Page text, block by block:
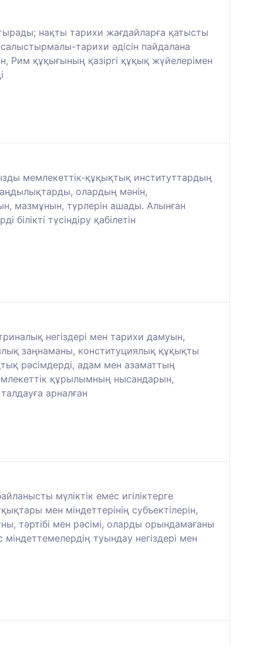
нақты тарихи жағдайларға қатысты
тарихи әдісін пайдалана
Рим құқығының қазіргі құқық жүйелерімен
мемлекеттік-құқықтық институттардың
олардың мәнін,
мазмұнын, түрлерін ашады. Алынған
түсіндіру қабілетін
негіздері мен тарихи дамуын,
заңнаманы, конституциялық құқықты
рәсімдерді, адам мен азаматтың
құрылымның нысандарын,
арналған
мүліктік емес игіліктерге
мен міндеттерінің субъектілерін,
тәртібі мен рәсімі, оларды орындамағаны
туындау негіздері мен